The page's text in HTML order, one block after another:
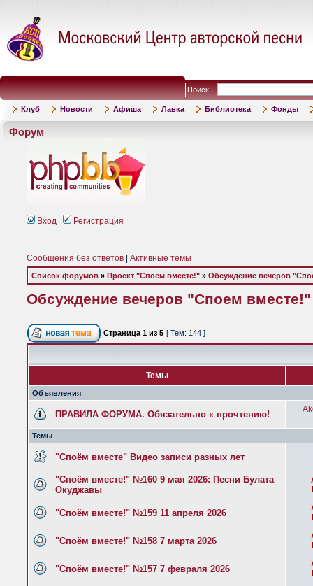
Поиск:
Клуб Новости Афиша Лавка Библиотека Фонды
Форум
Вход Регистрация
Сообщения без ответов Активные темы
Список форумов » Проект "Споем вместе!" » Обсуждение вечеров
Обсуждение вечеров "Споем вместе!"
Страница 1 из 5 [ Тем: 144 ]
Темы
Объявления
ПРАВИЛА ФОРУМА. Обязательно к прочтению!
Темы
"Споём вместе" Видео записи разных лет
"Споём вместе!" №160 9 мая 2026: Песни Булата
Окуджавы
"Споём вместе!" №159 11 апреля 2026
"Споём вместе!" №158 7 марта 2026
"Споём вместе!" №157 7 февраля 2026